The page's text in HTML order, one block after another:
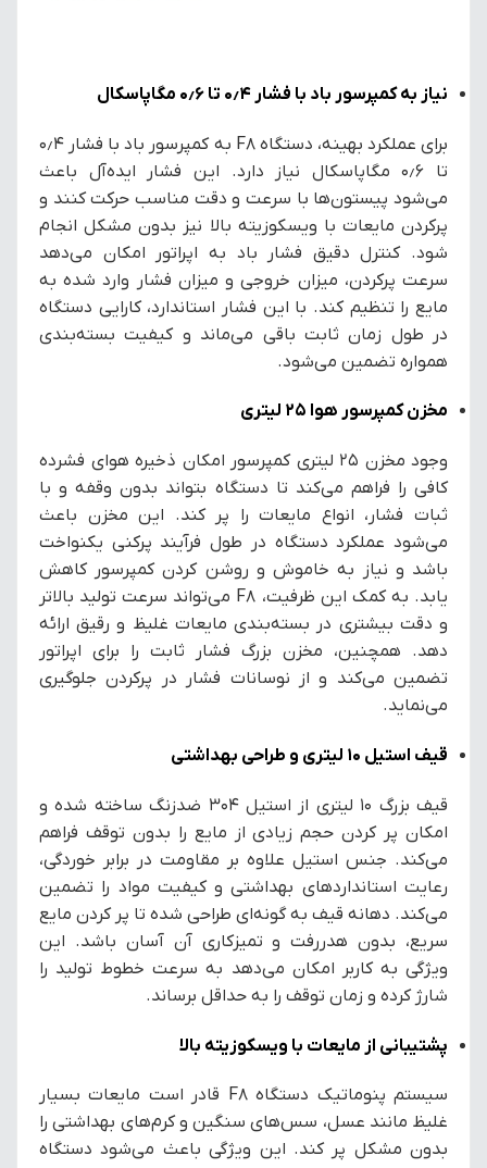
نیاز به کمپرسور باد با فشار ۰٫۴ تا ۰٫۶ مگاپاسکال
برای عملکرد بهینه، دستگاه F8 به کمپرسور باد با فشار ۰٫۴
تا ۰٫۶ مگاپاسکال نیاز دارد. این فشار ایده‌آل باعث
می‌شود پیستون‌ها با سرعت و دقت مناسب حرکت کنند و
پرکردن مایعات با ویسکوزیته بالا نیز بدون مشکل انجام
شود. کنترل دقیق فشار باد به اپراتور امکان می‌دهد
سرعت پرکردن، میزان خروجی و میزان فشار وارد شده به
مایع را تنظیم کند. با این فشار استاندارد، کارایی دستگاه
در طول زمان ثابت باقی می‌ماند و کیفیت بسته‌بندی
همواره تضمین می‌شود.
مخزن کمپرسور هوا ۲۵ لیتری
وجود مخزن ۲۵ لیتری کمپرسور امکان ذخیره هوای فشرده
کافی را فراهم می‌کند تا دستگاه بتواند بدون وقفه و با
ثبات فشار، انواع مایعات را پر کند. این مخزن باعث
می‌شود عملکرد دستگاه در طول فرآیند پرکنی یکنواخت
باشد و نیاز به خاموش و روشن کردن کمپرسور کاهش
یابد. به کمک این ظرفیت، F8 می‌تواند سرعت تولید بالاتر
و دقت بیشتری در بسته‌بندی مایعات غلیظ و رقیق ارائه
دهد. همچنین، مخزن بزرگ فشار ثابت را برای اپراتور
تضمین می‌کند و از نوسانات فشار در پرکردن جلوگیری
می‌نماید.
قیف استیل ۱۰ لیتری و طراحی بهداشتی
قیف بزرگ ۱۰ لیتری از استیل 304 ضدزنگ ساخته شده و
امکان پر کردن حجم زیادی از مایع را بدون توقف فراهم
می‌کند. جنس استیل علاوه بر مقاومت در برابر خوردگی،
رعایت استانداردهای بهداشتی و کیفیت مواد را تضمین
می‌کند. دهانه قیف به گونه‌ای طراحی شده تا پر کردن مایع
سریع، بدون هدررفت و تمیزکاری آن آسان باشد. این
ویژگی به کاربر امکان می‌دهد به سرعت خطوط تولید را
شارژ کرده و زمان توقف را به حداقل برساند.
پشتیبانی از مایعات با ویسکوزیته بالا
سیستم پنوماتیک دستگاه F8 قادر است مایعات بسیار
غلیظ مانند عسل، سس‌های سنگین و کرم‌های بهداشتی را
بدون مشکل پر کند. این ویژگی باعث می‌شود دستگاه